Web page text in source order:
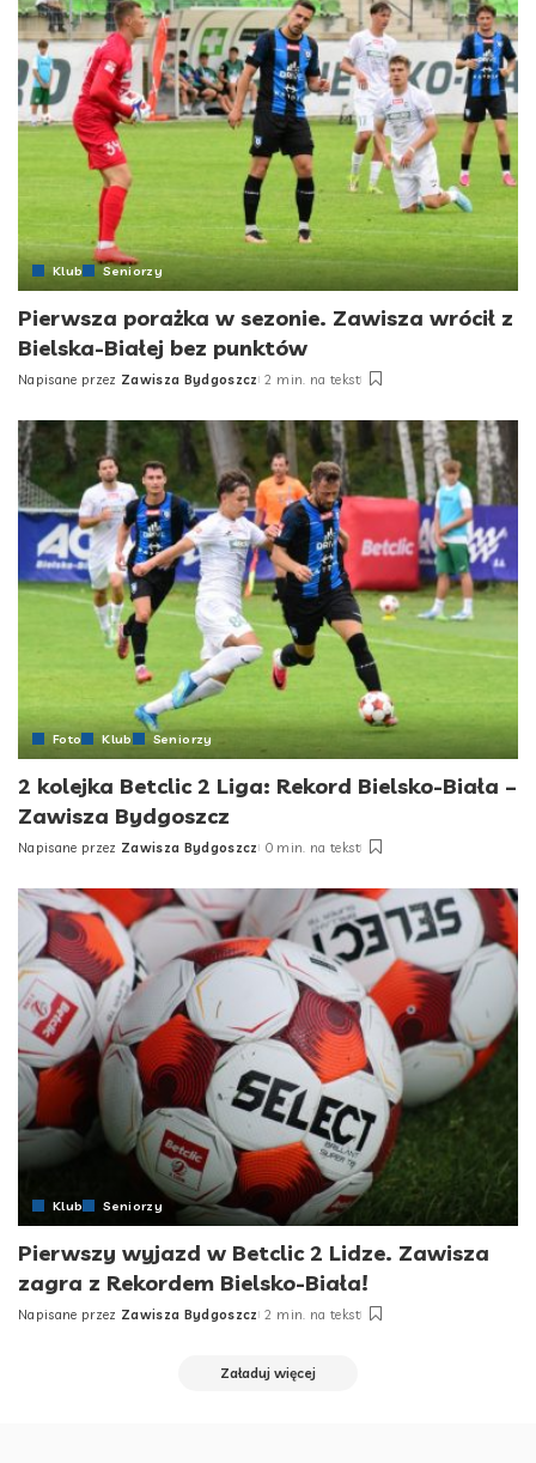
Klub Seniorzy
Pierwsza porażka w sezonie. Zawisza wrócił z
Bielska-Białej bez punktów
Posted
Napisane przez Zawisza Bydgoszcz 2 min. na tekst
Foto Klub Seniorzy
2 kolejka Betclic 2 Liga: Rekord Bielsko-Biała –
Zawisza Bydgoszcz
Posted
Napisane przez Zawisza Bydgoszcz 0 min. na tekst
Klub Seniorzy
Pierwszy wyjazd w Betclic 2 Lidze. Zawisza
zagra z Rekordem Bielsko-Biała!
Posted
Napisane przez Zawisza Bydgoszcz 2 min. na tekst
Załaduj więcej